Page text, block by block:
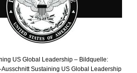
US Global Leadership – Bildquelle:
Sustaining US Global Leadership